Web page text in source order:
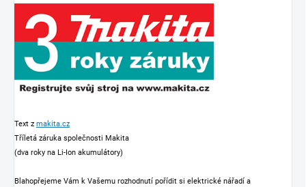
Text z makita.cz
Tříletá záruka společnosti Makita
(dva roky na Li-Ion akumulátory)
Blahopřejeme Vám k Vašemu rozhodnutí pořídit si elektrické nářadí a